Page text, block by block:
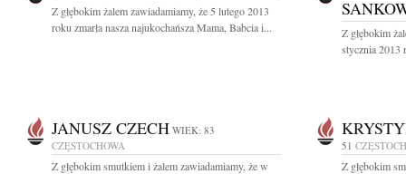
Z głębokim żalem zawiadamiamy, że 5 lutego 2013
roku zmarła nasza najukochańsza Mama, Babcia i...
Z głębokim
stycznia 2013
JANUSZ CZECH WIEK: 83
CZĘSTOCHOWA
Z głębokim smutkiem i żalem zawiadamiamy, że w
51
Z głębokim